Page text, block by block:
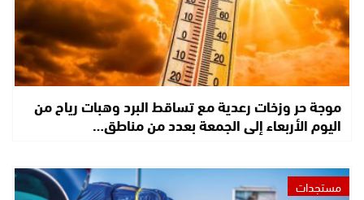
موجة حر وزخات رعدية مع تساقط البرد وهبات رياح من
اليوم الأربعاء إلى الجمعة بعدد من مناطق…
مستجدات